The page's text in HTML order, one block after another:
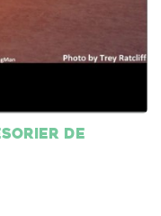
de